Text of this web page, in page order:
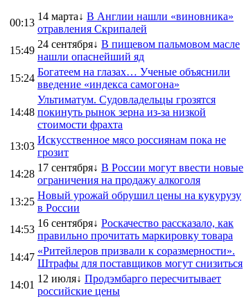
00:13
14 марта↓ В Англии нашли «виновника»
отравления Скрипалей
15:49
24 сентября↓ В пищевом пальмовом масле
нашли опаснейший яд
15:24
Богатеем на глазах… Ученые объяснили
введение «индекса самогона»
14:48
Ультиматум. Судовладельцы грозятся
покинуть рынок зерна из-за низкой
стоимости фрахта
13:03
Искусственное мясо россиянам пока не
грозит
14:28
17 сентября↓ В России могут ввести новые
ограничения на продажу алкоголя
13:25
Новый урожай обрушил цены на кукурузу
в России
14:53
16 сентября↓ Роскачество рассказало, как
правильно прочитать маркировку товара
14:47
«Ритейлеров призвали к соразмерности».
Штрафы для поставщиков могут снизиться
14:01
12 июля↓ Продэмбарго пересчитывает
российские цены